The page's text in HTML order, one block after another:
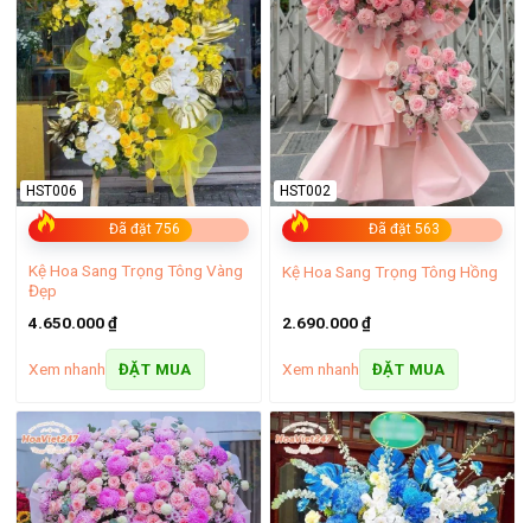
Đã đặt 756
HST006
Kệ Hoa Sang Trọng Tông Vàng
Đẹp
4.650.000₫
Xem nhanh ĐẶT MUA
Đã đặt 563
HST002
Kệ Hoa Sang Trọng Tông Hồng
2.690.000₫
Xem nhanh ĐẶT MUA